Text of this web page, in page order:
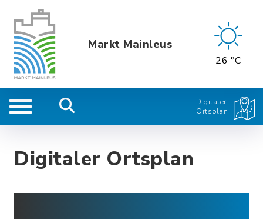
Markt Mainleus
26 °C
Digitaler
Ortsplan
Digitaler Ortsplan